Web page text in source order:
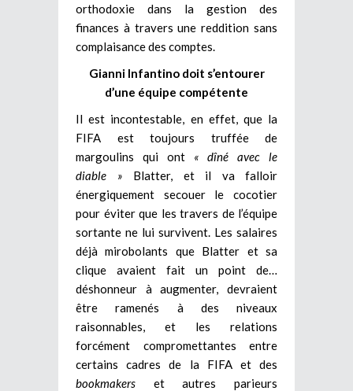
orthodoxie dans la gestion des
finances à travers une reddition sans
complaisance des comptes.
Gianni Infantino doit s’entourer
d’une équipe compétente
Il est incontestable, en effet, que la
FIFA est toujours truffée de
margoulins qui ont « dîné avec le
diable » Blatter, et il va falloir
énergiquement secouer le cocotier
pour éviter que les travers de l’équipe
sortante ne lui survivent. Les salaires
déjà mirobolants que Blatter et sa
clique avaient fait un point de…
déshonneur à augmenter, devraient
être ramenés à des niveaux
raisonnables, et les relations
forcément compromettantes entre
certains cadres de la FIFA et des
bookmakers et autres parieurs